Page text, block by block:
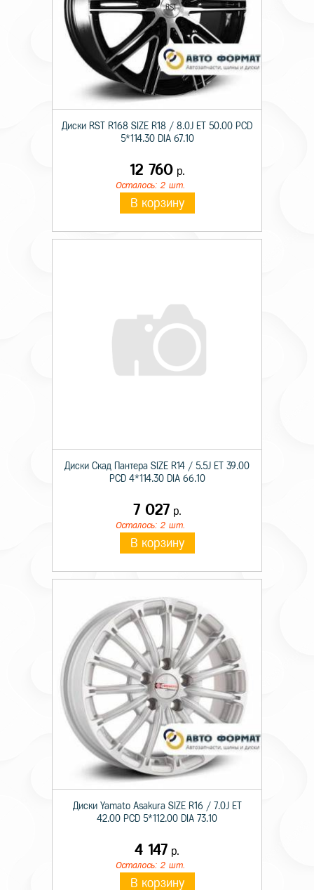
Диски RST R168 SIZE R18 / 8.0J ET 50.00 PCD
5*114.30 DIA 67.10
12 760р.
Осталось: 2 шт.
В корзину
Диски Скад Пантера SIZE R14 / 5.5J ET 39.00
PCD 4*114.30 DIA 66.10
7 027 р.
Осталось: 2 шт.
В корзину
Диски Yamato Asakura SIZE R16 / 7.0J ET
42.00 PCD 5*112.00 DIA 73.10
4 147 р.
Осталось: 2 шт.
В корзину